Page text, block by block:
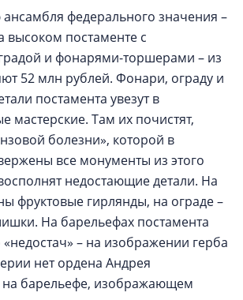
федерального значения –
высоком постаменте с
и фонарями-торшерами – из
52 млн рублей. Фонари, ограду и
постамента увезут в
мастерские. Там их почистят,
болезни», которой в
все монументы из этого
недостающие детали. На
фруктовые гирлянды, на ограде –
На барельефах постамента
– на изображении герба
нет ордена Андрея
на барельефе, изображающем